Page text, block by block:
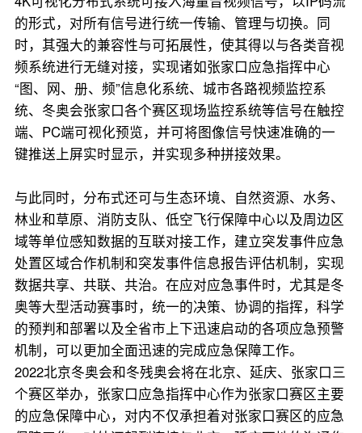
的形式，对所有信号进行统一传输、管理与切换。同
时，其强大的兼容性与可拓展性，使其得以与各类音视
频系统进行无缝对接，实现诸如张家口应急指挥中心
“图、网、册、频”信息化系统、城市各路视频监控系
统、冬奥会张家口各个赛区现场监控系统等信号在触控
端、PC端可视化预览，并可将图像信号快速准确的一
键推送上屏实时显示，并实现多种拼接效果。
与此同时，分布式还可与生态环境、自然资源、水务、
林业和草原、消防支队、低空飞行保障中心以及周边区
域等单位感知数据的互联对接工作，建立突发事件应急
处置区域合作机制和突发事件信息报告评估机制，实现
数据共享、共联、共治。在应对应急事件时，尤其是冬
奥等大型活动赛事时，统一的决策、协调的指挥，科学
的预判和部署以及全省市上下迅速启动的各项应急预警
机制，可以更加全面迅速的完成应急保障工作。
2022北京冬奥会和冬残奥会将在北京、延庆、张家口三
个赛区举办，张家口应急指挥中心作为张家口赛区主要
的应急保障中心，对内不仅承担着对张家口赛区的应急